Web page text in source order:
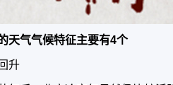
天气气候特征主要有4个
升